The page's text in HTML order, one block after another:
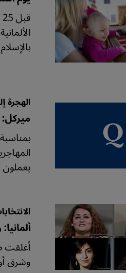
بالإسلام،
الهجرة
أغلقت
وشرق